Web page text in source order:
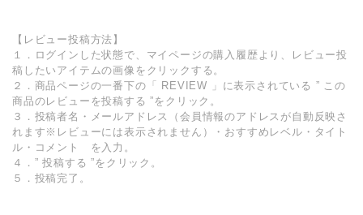
【レビュー投稿方法】
１．ログインした状態で、マイページの購入履歴より、レビュー投
稿したいアイテムの画像をクリックする。
２．商品ページの一番下の「 REVIEW 」に表示されている ” この
商品のレビューを投稿する ”をクリック。
３．投稿者名・メールアドレス（会員情報のアドレスが自動反映さ
れます※レビューには表示されません）・おすすめレベル・タイト
ル・コメント を入力。
４．” 投稿する ”をクリック。
５．投稿完了。